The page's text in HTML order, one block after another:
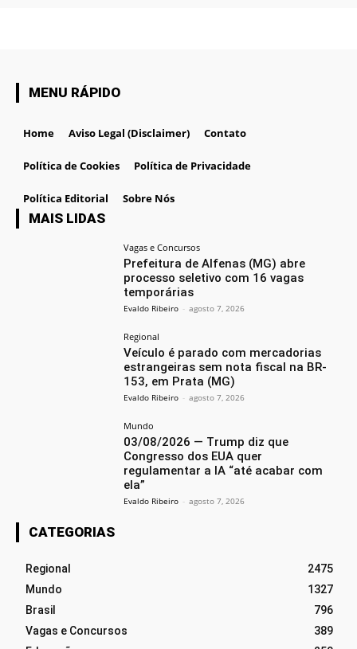
MENU RÁPIDO
Home Aviso Legal (Disclaimer) Contato
Política de Cookies Política de Privacidade
Política Editorial Sobre Nós
MAIS LIDAS
Vagas e Concursos
Prefeitura de Alfenas (MG) abre
processo seletivo com 16 vagas
temporárias
Evaldo Ribeiro - agosto 7, 2026
Regional
Veículo é parado com mercadorias
estrangeiras sem nota fiscal na BR-
153, em Prata (MG)
Evaldo Ribeiro - agosto 7, 2026
Mundo
03/08/2026 — Trump diz que
Congresso dos EUA quer
regulamentar a IA “até acabar com
ela”
Evaldo Ribeiro - agosto 7, 2026
CATEGORIAS
Regional
2475
Mundo
1327
Brasil
796
Vagas e Concursos
389